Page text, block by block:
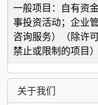
一般项目：自有资
事投资活动；企业
咨询服务）（除许
禁止或限制的项目）
关于我们